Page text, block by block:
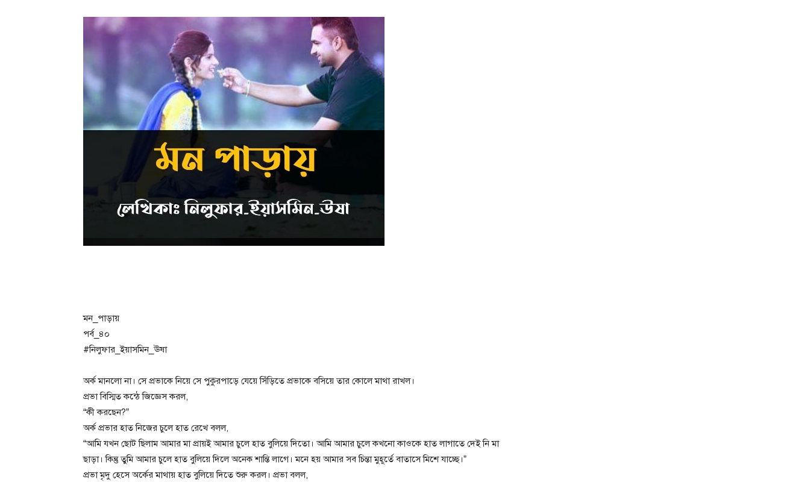
মন_পাড়ায়
পর্ব_৪০
#নিলুফার_ইয়াসমিন_ঊষা
অর্ক মানলো না। সে প্রভাকে নিয়ে সে পুকুরপাড়ে যেয়ে সিঁড়িতে প্রভাকে বসিয়ে তার কোলে মাথা রাখল।
প্রভা বিস্মিত কন্ঠে জিজ্ঞেস করল,
“কী করছেন?”
অর্ক প্রভার হাত নিজের চুলে হাত রেখে বলল,
“আমি যখন ছোট ছিলাম আমার মা প্রায়ই আমার চুলে হাত বুলিয়ে দিতো। আমি আমার চুলে কখনো কাওকে হাত লাগাতে দেই নি মা
ছাড়া। কিন্তু তুমি আমার চুলে হাত বুলিয়ে দিলে অনেক শান্তি লাগে। মনে হয় আমার সব চিন্তা মুহূর্তে বাতাসে মিশে যাচ্ছে।”
প্রভা মৃদু হেসে অর্কের মাথায় হাত বুলিয়ে দিতে শুরু করল। প্রভা বলল,